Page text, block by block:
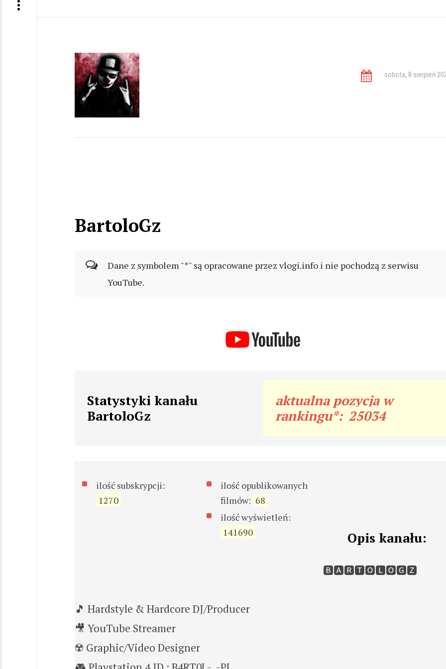
sobota, 8 sierpień
BartoloGz
Dane z symbolem "*" są opracowane przez vlogi.info i nie pochodzą z serwisu
YouTube.
Statystyki kanału
BartoloGz
aktualna pozycja w
rankingu*: 25034
ilość subskrypcji:
1270
ilość opublikowanych
filmów: 68
ilość wyświetleń:
141690
Opis kanału:
🅱🅰🆁🆃🅾🅻🅾🅶🆉
🎵 Hardstyle & Hardcore DJ/Producer
🎥 YouTube Streamer
☢️ Graphic/Video Designer